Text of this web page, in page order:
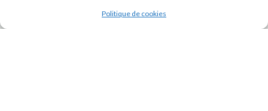
Politique de cookies